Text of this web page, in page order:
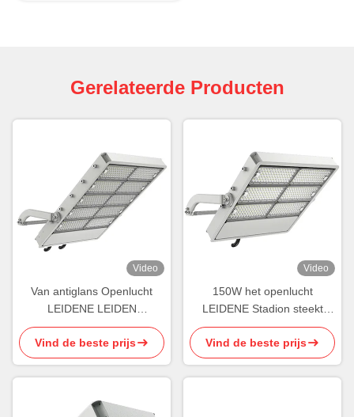
Gerelateerde Producten
Video
Van antiglans Openlucht
LEIDENE LEIDEN
Sportenlichten 150W Hof
Lichte IK09
Vind de beste prijs
Video
150W het openlucht
LEIDENE Stadion steekt
Regelbare Draadloze
Controle Smart aan
Vind de beste prijs